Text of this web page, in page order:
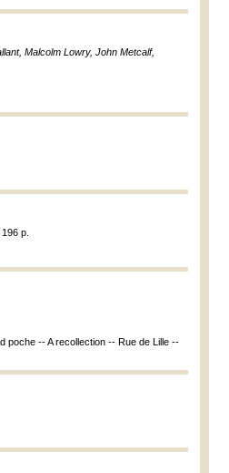
Malcolm Lowry, John Metcalf,
p.
poche -- A recollection -- Rue de Lille --